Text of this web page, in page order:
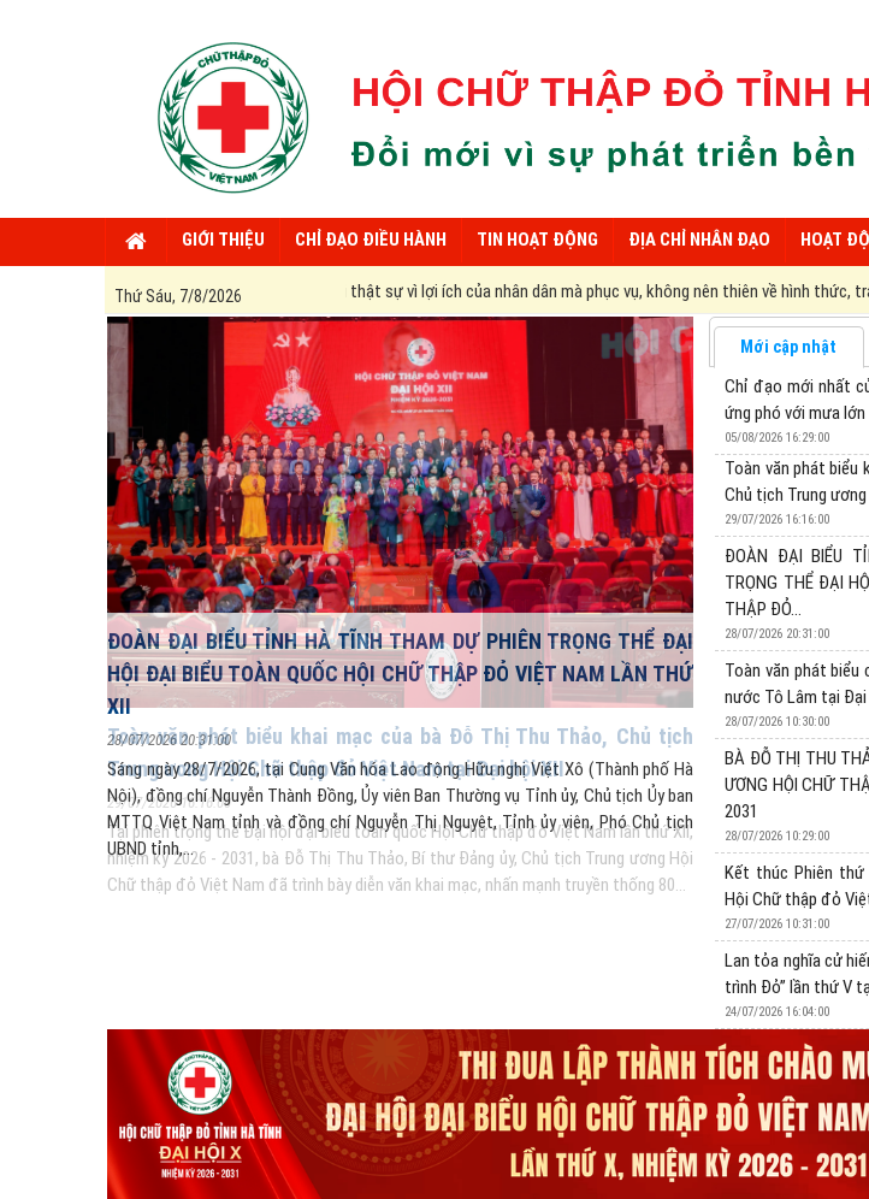
GIỚI THIỆU CHỈ ĐẠO ĐIỀU HÀNH TIN HOẠT ĐỘNG ĐỊA CHỈ NHÂN ĐẠO HOẠT
Thứ Sáu, 7/8/2026
Hội Chữ thập đỏ phải thật sự vì lợi ích của nhân dân mà phục vụ, không nên thiên về hình thức, tránh thái độ ban ơn
ĐOÀN ĐẠI BIỂU TỈNH HÀ TĨNH THAM DỰ PHIÊN TRỌNG THỂ ĐẠI
HỘI ĐẠI BIỂU TOÀN QUỐC HỘI CHỮ THẬP ĐỎ VIỆT NAM LẦN THỨ
XII
28/07/2026 20:31:00
Sáng ngày 28/7/2026, tại Cung Văn hóa Lao động Hữu nghị Việt Xô (Thành phố Hà
Nội), đồng chí Nguyễn Thành Đồng, Ủy viên Ban Thường vụ Tỉnh ủy, Chủ tịch Ủy ban
MTTQ Việt Nam tỉnh và đồng chí Nguyễn Thị Nguyệt, Tỉnh ủy viên, Phó Chủ tịch
UBND tỉnh,...
Toàn văn phát
tại Đại hội đại biểu
28/07/2026 10:30:00
Sáng 28/7, Đồng chí Tô
nước Cộng hòa xã hội
thể Đại hội đại biểu
Mới cập nhật
Chỉ đạo mới nhất
ứng phó với mưa lớn
05/08/2026 16:29:00
Toàn văn phát biểu
Chủ tịch Trung
29/07/2026 16:16:00
ĐOÀN ĐẠI BIỂU
TRỌNG THỂ ĐẠI
THẬP ĐỎ...
28/07/2026 20:31:00
Toàn văn phát
nước Tô Lâm tại
28/07/2026 10:30:00
BÀ ĐỖ THỊ THU
ƯƠNG HỘI CHỮ
2031
28/07/2026 10:29:00
Kết thúc Phiên
Hội Chữ thập đỏ
27/07/2026 10:31:00
Lan tỏa nghĩa cử
trình Đỏ” lần thứ V
24/07/2026 16:04:00